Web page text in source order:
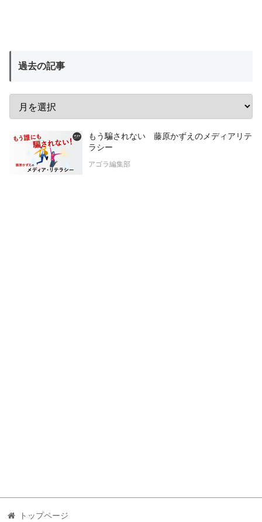
過去の記事
もう騙されない 藤原かずえのメディアリテ
ラシー
アゴラ編集部
トップページ